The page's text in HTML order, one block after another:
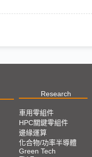
Research
車用零組件
HPC關鍵零組件
邊緣運算
化合物/功率半導體
Green Tech